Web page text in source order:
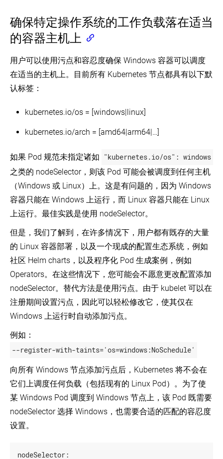
确保特定操作系统的工作负载落在适当
的容器主机上
用户可以使用污点和容忍度确保 Windows 容器可以调度
在适当的主机上。目前所有 Kubernetes 节点都具有以下默
认标签：
kubernetes.io/os = [windows|linux]
kubernetes.io/arch = [amd64|arm64|…]
如果 Pod 规范未指定诸如 "kubernetes.io/os": windows
之类的 nodeSelector，则该 Pod 可能会被调度到任何主机
（Windows 或 Linux）上。这是有问题的，因为 Windows
容器只能在 Windows 上运行，而 Linux 容器只能在 Linux
上运行。最佳实践是使用 nodeSelector。
但是，我们了解到，在许多情况下，用户都有既存的大量
的 Linux 容器部署，以及一个现成的配置生态系统，例如
社区 Helm charts，以及程序化 Pod 生成案例，例如
Operators。在这些情况下，您可能会不愿意更改配置添加
nodeSelector。替代方法是使用污点。由于 kubelet 可以在
注册期间设置污点，因此可以轻松修改它，使其仅在
Windows 上运行时自动添加污点。
例如：
--register-with-taints='os=windows:NoSchedule'
向所有 Windows 节点添加污点后，Kubernetes 将不会在
它们上调度任何负载（包括现有的 Linux Pod）。为了使
某 Windows Pod 调度到 Windows 节点上，该 Pod 既需要
nodeSelector 选择 Windows，也需要合适的匹配的容忍度
设置。
nodeSelector: